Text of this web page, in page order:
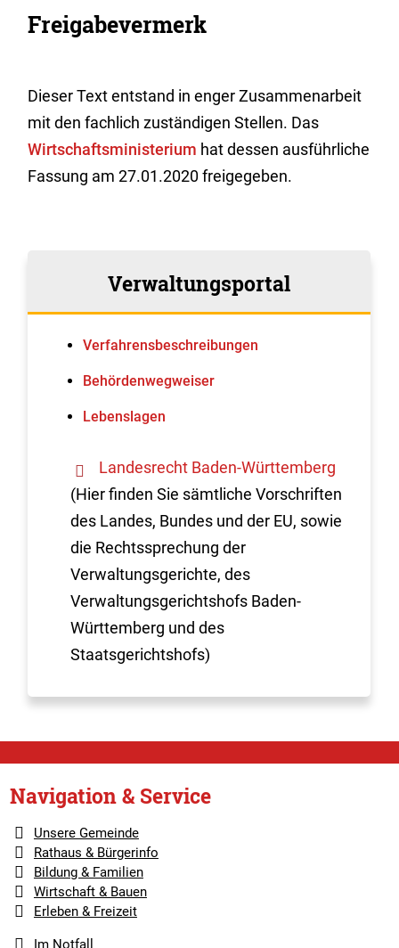
Freigabevermerk
Dieser Text entstand in enger Zusammenarbeit
mit den fachlich zuständigen Stellen. Das
Wirtschaftsministerium hat dessen ausführliche
Fassung am 27.01.2020 freigegeben.
Verwaltungsportal
Verfahrens­beschreibungen
Behördenwegweiser
Lebenslagen
Landesrecht Baden-Württemberg
(Hier finden Sie sämtliche Vorschriften
des Landes, Bundes und der EU, sowie
die Rechtssprechung der
Verwaltungsgerichte, des
Verwaltungsgerichtshofs Baden-
Württemberg und des
Staatsgerichtshofs)
Navigation & Service
Unsere Gemeinde
Rathaus & Bürgerinfo
Bildung & Familien
Wirtschaft & Bauen
Erleben & Freizeit
Im Notfall